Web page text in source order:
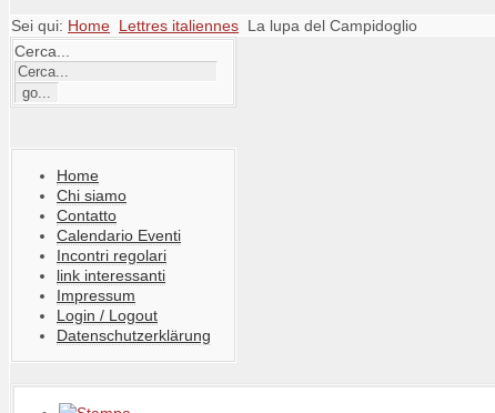
Sei qui: Home Lettres italiennes La lupa del Campidoglio
Cerca...
Home
Chi siamo
Contatto
Calendario Eventi
Incontri regolari
link interessanti
Impressum
Login / Logout
Datenschutzerklärung